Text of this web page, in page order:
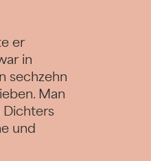
er
in
sechzehn
Man
Dichters
und